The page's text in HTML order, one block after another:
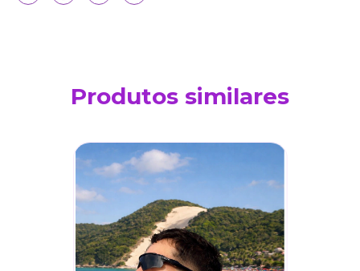
Produtos similares